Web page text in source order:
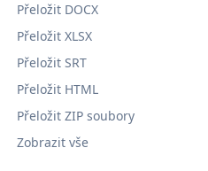
Přeložit DOCX
Přeložit XLSX
Přeložit SRT
Přeložit HTML
Přeložit ZIP soubory
Zobrazit vše